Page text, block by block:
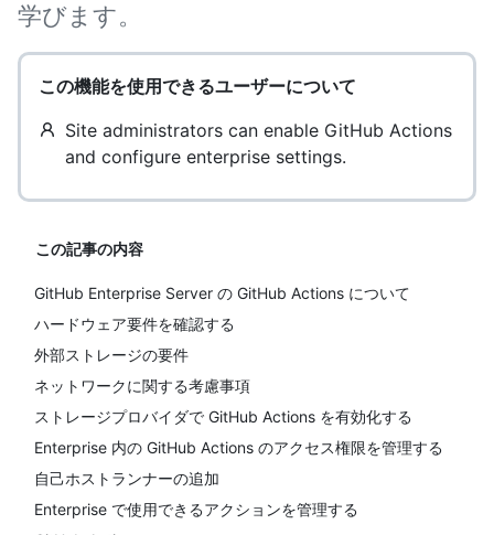
学びます。
この機能を使用できるユーザーについて
Site administrators can enable GitHub Actions
and configure enterprise settings.
この記事の内容
GitHub Enterprise Server の GitHub Actions について
ハードウェア要件を確認する
外部ストレージの要件
ネットワークに関する考慮事項
ストレージプロバイダで GitHub Actions を有効化する
Enterprise 内の GitHub Actions のアクセス権限を管理する
自己ホストランナーの追加
Enterprise で使用できるアクションを管理する